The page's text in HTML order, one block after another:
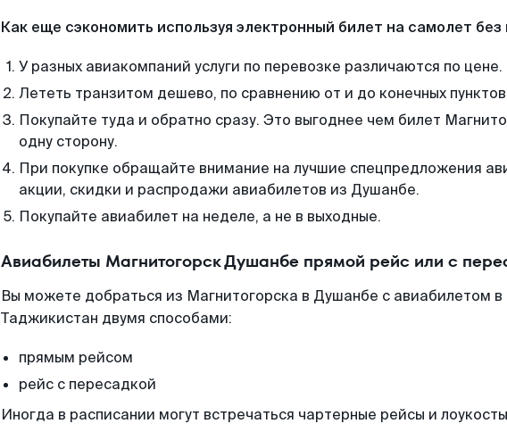
Как еще сэкономить используя электронный билет на самолет
У разных авиакомпаний услуги по перевозке различаются по цене.
Лететь транзитом дешево, по сравнению от и до конечных
Покупайте туда и обратно сразу. Это выгоднее чем билет
одну сторону.
При покупке обращайте внимание на лучшие спецпредложения
акции, скидки и распродажи авиабилетов из Душанбе.
Покупайте авиабилет на неделе, а не в выходные.
Авиабилеты Магнитогорск Душанбе прямой рейс или с
Вы можете добраться из Магнитогорска в Душанбе с авиабилетом в
Таджикистан двумя способами:
прямым рейсом
рейс с пересадкой
Иногда в расписании могут встречаться чартерные рейсы и